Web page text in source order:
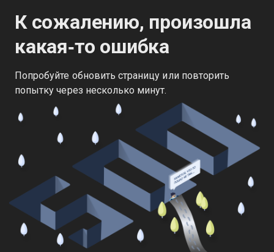
К сожалению, произошла
какая‑то ошибка
Попробуйте обновить страницу или повторить
попытку через несколько минут.